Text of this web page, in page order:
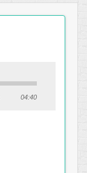
04:40